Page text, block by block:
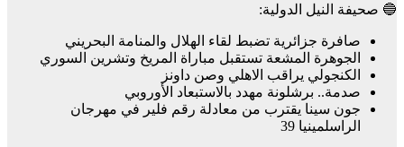
🔵 صحيفة النيل الدولية:
صافرة جزائرية تضبط لقاء الهلال والمنامة البحريني
الجوهرة المشعة تستقبل مباراة المريخ وتشرين السوري
الكنجولي يراقب الاهلي وصن داونز
صدمة.. برشلونة مهدد بالاستبعاد الأوروبي
جون سينا يقترب من معادلة رقم فلير في مهرجان
الراسلمينيا 39